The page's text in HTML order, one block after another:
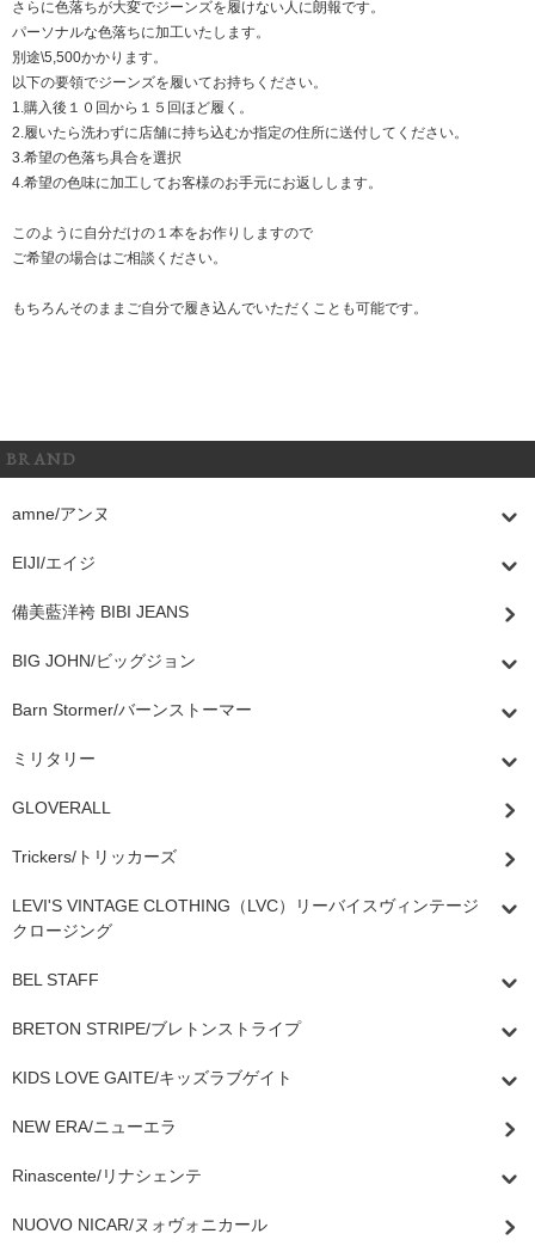
さらに色落ちが大変でジーンズを履けない人に朗報です。
パーソナルな色落ちに加工いたします。
別途\5,500かかります。
以下の要領でジーンズを履いてお持ちください。
1.購入後１０回から１５回ほど履く。
2.履いたら洗わずに店舗に持ち込むか指定の住所に送付してください。
3.希望の色落ち具合を選択
4.希望の色味に加工してお客様のお手元にお返しします。
このように自分だけの１本をお作りしますので
ご希望の場合はご相談ください。
もちろんそのままご自分で履き込んでいただくことも可能です。
BRAND
amne/アンヌ
EIJI/エイジ
備美藍洋袴 BIBI JEANS
BIG JOHN/ビッグジョン
Barn Stormer/バーンストーマー
ミリタリー
GLOVERALL
Trickers/トリッカーズ
LEVI'S VINTAGE CLOTHING（LVC）リーバイスヴィンテージ
クロージング
BEL STAFF
BRETON STRIPE/ブレトンストライプ
KIDS LOVE GAITE/キッズラブゲイト
NEW ERA/ニューエラ
Rinascente/リナシェンテ
NUOVO NICAR/ヌォヴォニカール